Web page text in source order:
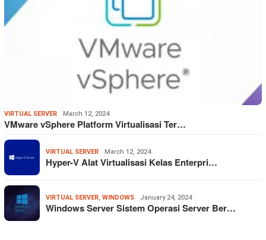
VIRTUAL SERVER March 12, 2024
VMware vSphere Platform Virtualisasi Ter…
VIRTUAL SERVER March 12, 2024
Hyper-V Alat Virtualisasi Kelas Enterpri…
VIRTUAL SERVER, WINDOWS January 24, 2024
Windows Server Sistem Operasi Server Ber…